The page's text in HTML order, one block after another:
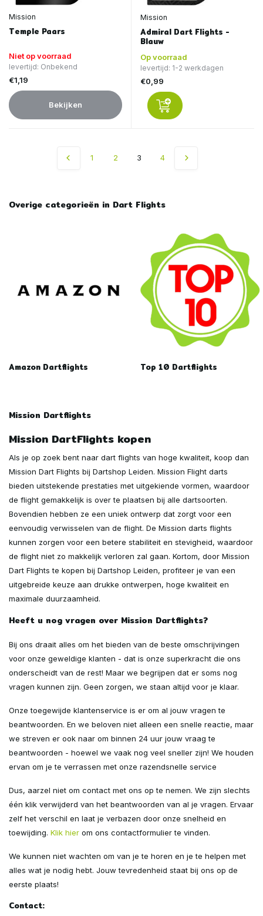
Mission
Temple Paars
Niet op voorraad
levertijd: Onbekend
€1,19
Bekijken
Mission
Admiral Dart Flights -
Blauw
Op voorraad
levertijd: 1-2 werkdagen
€0,99
1 2 3 4
Overige categorieën in Dart Flights
Amazon Dartflights Top 10 Dartflights
Mission Dartflights
Mission DartFlights kopen
Als je op zoek bent naar dart flights van hoge kwaliteit, koop dan
Mission Dart Flights bij Dartshop Leiden. Mission Flight darts
bieden uitstekende prestaties met uitgekiende vormen, waardoor
de flight gemakkelijk is over te plaatsen bij alle dartsoorten.
Bovendien hebben ze een uniek ontwerp dat zorgt voor een
eenvoudig verwisselen van de flight. De Mission darts flights
kunnen zorgen voor een betere stabiliteit en stevigheid, waardoor
de flight niet zo makkelijk verloren zal gaan. Kortom, door Mission
Dart Flights te kopen bij Dartshop Leiden, profiteer je van een
uitgebreide keuze aan drukke ontwerpen, hoge kwaliteit en
maximale duurzaamheid.
Heeft u nog vragen over Mission Dartflights?
Bij ons draait alles om het bieden van de beste omschrijvingen
voor onze geweldige klanten - dat is onze superkracht die ons
onderscheidt van de rest! Maar we begrijpen dat er soms nog
vragen kunnen zijn. Geen zorgen, we staan altijd voor je klaar.
Onze toegewijde klantenservice is er om al jouw vragen te
beantwoorden. En we beloven niet alleen een snelle reactie, maar
we streven er ook naar om binnen 24 uur jouw vraag te
beantwoorden - hoewel we vaak nog veel sneller zijn! We houden
ervan om je te verrassen met onze razendsnelle service
Dus, aarzel niet om contact met ons op te nemen. We zijn slechts
één klik verwijderd van het beantwoorden van al je vragen. Ervaar
zelf het verschil en laat je verbazen door onze snelheid en
toewijding. Klik hier om ons contactformulier te vinden.
We kunnen niet wachten om van je te horen en je te helpen met
alles wat je nodig hebt. Jouw tevredenheid staat bij ons op de
eerste plaats!
Contact: